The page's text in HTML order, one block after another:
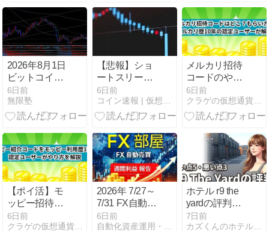
トレーダーた
ちはこの戦略
の次の●●タイ
しています。
は？【CFDデ
イトレ】
2026年8月1日
ビットコイン
週間レビュ
ー、テック株
急落と利上げ
3000ドル台に
軟化、来週は
雇用統計と日
銀議事要旨に
注目
6日前
無限塾
【悲報】ショ
ートスリーパ
ー堀大輔さ
ん、ロングし
たドル円が為
カットされ大
損失・・・
6日前
メルカリ招待
コードのやり
方・もらい
方！メルカリ
歴10年以上の
6日前
クラゲの仮想通貨航海ブログ
【ポイ活】モ
ッピー招待コ
ードを歴15年
の認定ユーザ
6日前
クラゲの仮想通貨航海ブログ
2026年 7/27～
7/31 FX自動売
買 週間運用結
果
6日前
ホテル r9 the
yardの評判
は？良い点5
つと悪い点3
7日前
カズくんのホテル宿泊攻略blog